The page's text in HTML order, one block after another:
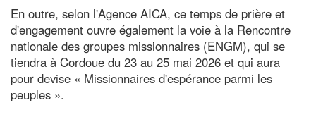
En outre, selon l'Agence AICA, ce temps de prière et
d'engagement ouvre également la voie à la Rencontre
nationale des groupes missionnaires (ENGM), qui se
tiendra à Cordoue du 23 au 25 mai 2026 et qui aura
pour devise « Missionnaires d'espérance parmi les
peuples ».